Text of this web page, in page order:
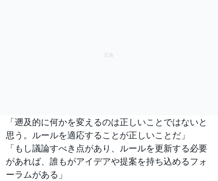
「遡及的に何かを変えるのは正しいことではないと
思う。ルールを適応することが正しいことだ」
「もし議論すべき点があり、ルールを更新する必要
があれば、誰もがアイデアや提案を持ち込めるフォ
ーラムがある」